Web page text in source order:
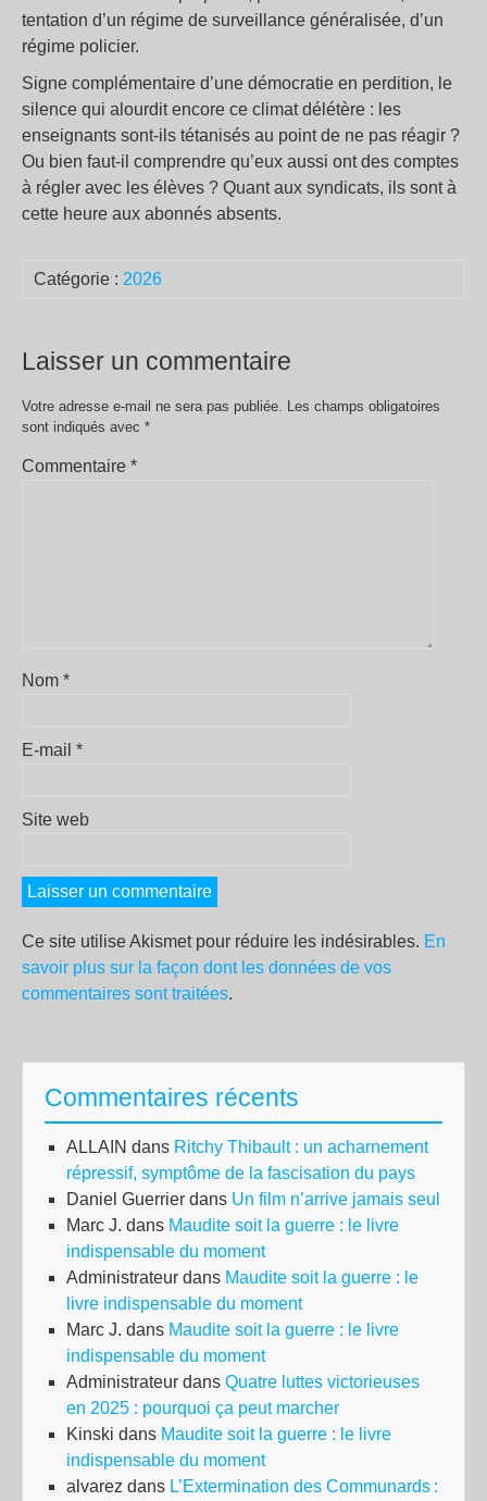
tentation d’un régime de surveillance généralisée, d’un
régime policier.
Signe complémentaire d’une démocratie en perdition, le
silence qui alourdit encore ce climat délétère : les
enseignants sont-ils tétanisés au point de ne pas réagir ?
Ou bien faut-il comprendre qu’eux aussi ont des comptes
à régler avec les élèves ? Quant aux syndicats, ils sont à
cette heure aux abonnés absents.
Catégorie : 2026
Laisser un commentaire
Votre adresse e-mail ne sera pas publiée. Les champs obligatoires
sont indiqués avec *
Commentaire *
Nom *
E-mail *
Site web
Ce site utilise Akismet pour réduire les indésirables. En
savoir plus sur la façon dont les données de vos
commentaires sont traitées.
Commentaires récents
ALLAIN dans Ritchy Thibault : un acharnement
répressif, symptôme de la fascisation du pays
Daniel Guerrier dans Un film n’arrive jamais seul
Marc J. dans Maudite soit la guerre : le livre
indispensable du moment
Administrateur dans Maudite soit la guerre : le
livre indispensable du moment
Marc J. dans Maudite soit la guerre : le livre
indispensable du moment
Administrateur dans Quatre luttes victorieuses
en 2025 : pourquoi ça peut marcher
Kinski dans Maudite soit la guerre : le livre
indispensable du moment
alvarez dans L’Extermination des Communards :